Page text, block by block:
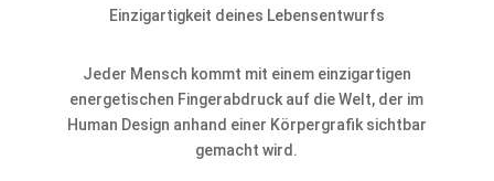
Einzigartigkeit deines Lebensentwurfs
Jeder Mensch kommt mit einem einzigartigen
energetischen Fingerabdruck auf die Welt, der im
Human Design anhand einer Körpergrafik sichtbar
gemacht wird.